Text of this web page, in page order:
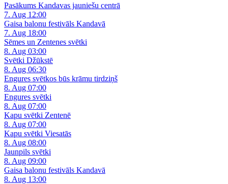
Pasākums Kandavas jauniešu centrā
7. Aug 12:00
Gaisa balonu festivāls Kandavā
7. Aug 18:00
Sēmes un Zentenes svētki
8. Aug 03:00
Svētki Džūkstē
8. Aug 06:30
Engures svētkos būs krāmu tirdziņš
8. Aug 07:00
Engures svētki
8. Aug 07:00
Kapu svētki Zentenē
8. Aug 07:00
Kapu svētki Viesatās
8. Aug 08:00
Jaunpils svētki
8. Aug 09:00
Gaisa balonu festivāls Kandavā
8. Aug 13:00